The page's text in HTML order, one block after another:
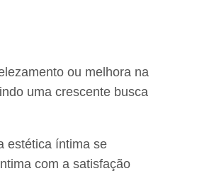
ou melhora na
uma crescente busca
estética íntima se
com a satisfação